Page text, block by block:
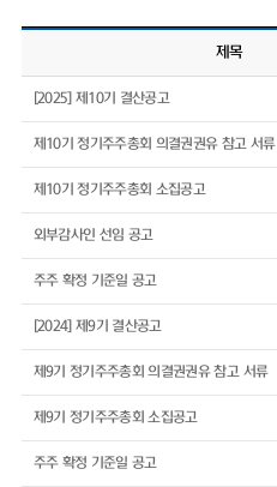
제목
[2025] 제10기 결산공고
제10기 정기주주총회 의결권권유 참고 서류
제10기 정기주주총회 소집공고
외부감사인 선임 공고
주주 확정 기준일 공고
[2024] 제9기 결산공고
제9기 정기주주총회 의결권권유 참고 서류
제9기 정기주주총회 소집공고
주주 확정 기준일 공고